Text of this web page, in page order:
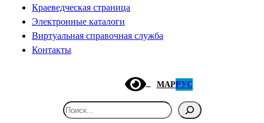
Краеведческая страница
Электронные каталоги
Виртуальная справочная служба
Контакты
МАРРУС
Поиск